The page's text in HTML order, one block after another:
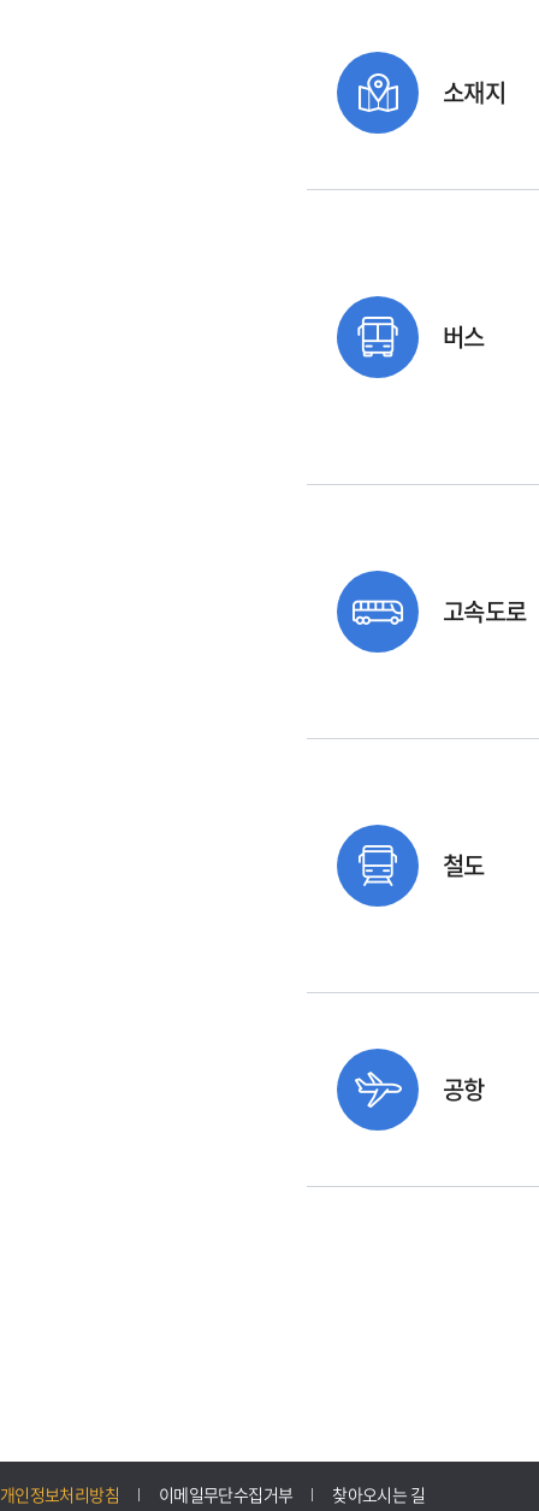
소재지
버스
고속도로
철도
공항
개인정보처리방침 이메일무단수집거부 찾아오시는 길